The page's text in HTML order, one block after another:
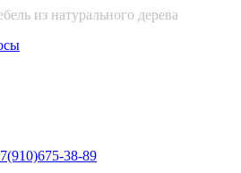
из натурального дерева
675-38-89